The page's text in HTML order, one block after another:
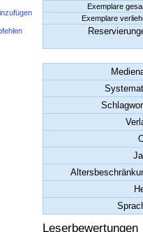
Exemplare
Exemplare
Leserbewertungen